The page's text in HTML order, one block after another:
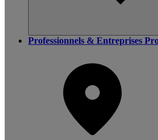
Professionnels & Entreprises